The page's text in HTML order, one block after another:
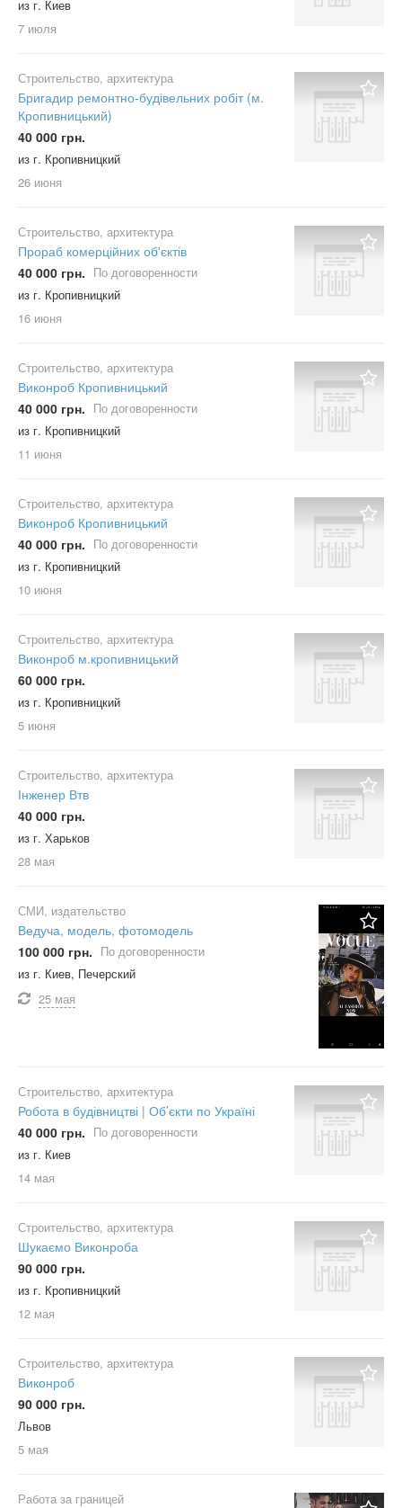
из г. Киев
7 июля
Строительство, архитектура
Бригадир ремонтно-будівельних робіт (м.
Кропивницький)
40 000 грн.
из г. Кропивницкий
26 июня
Строительство, архитектура
Прораб комерційних об'єктів
40 000 грн. По договоренности
из г. Кропивницкий
16 июня
Строительство, архитектура
Виконроб Кропивницький
40 000 грн. По договоренности
из г. Кропивницкий
11 июня
Строительство, архитектура
Виконроб Кропивницький
40 000 грн. По договоренности
из г. Кропивницкий
10 июня
Строительство, архитектура
Виконроб м.кропивницький
60 000 грн.
из г. Кропивницкий
5 июня
Строительство, архитектура
Інженер Втв
40 000 грн.
из г. Харьков
28 мая
СМИ, издательство
Ведуча, модель, фотомодель
100 000 грн. По договоренности
из г. Киев, Печерский
25 мая
Строительство, архитектура
Робота в будівництві | Об’єкти по Україні
40 000 грн. По договоренности
из г. Киев
14 мая
Строительство, архитектура
Шукаємо Виконроба
90 000 грн.
из г. Кропивницкий
12 мая
Строительство, архитектура
Виконроб
90 000 грн.
Львов
5 мая
Работа за границей